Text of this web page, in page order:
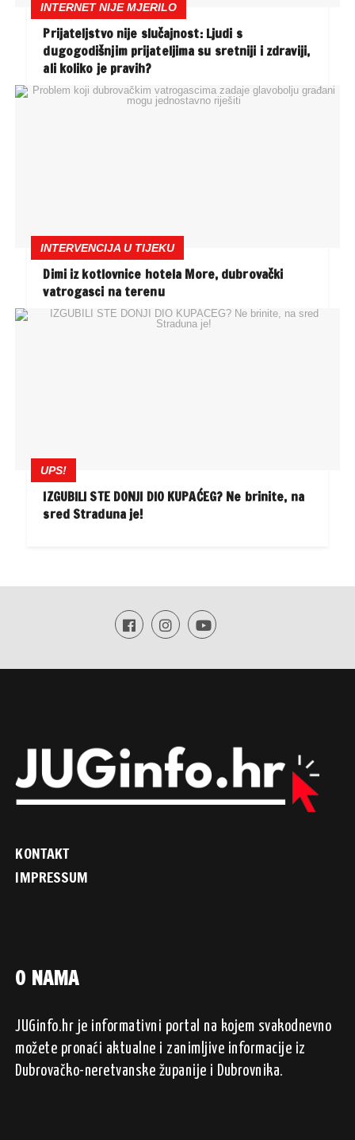
INTERNET NIJE MJERILO
Prijateljstvo nije slučajnost: Ljudi s
dugogodišnjim prijateljima su sretniji i zdraviji,
ali koliko je pravih?
INTERVENCIJA U TIJEKU
Dimi iz kotlovnice hotela More, dubrovački
vatrogasci na terenu
UPS!
IZGUBILI STE DONJI DIO KUPAĆEG? Ne brinite, na
sred Straduna je!
KONTAKT
IMPRESSUM
O NAMA
JUGinfo.hr je informativni portal na kojem svakodnevno
možete pronaći aktualne i zanimljive informacije iz
Dubrovačko-neretvanske županije i Dubrovnika.